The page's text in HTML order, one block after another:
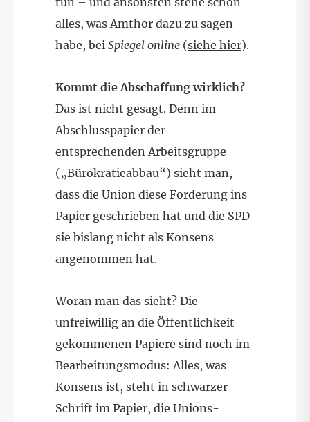
alles, was Amthor dazu zu sagen
habe, bei Spiegel online (siehe hier).
Kommt die Abschaffung wirklich?
Das ist nicht gesagt. Denn im
Abschlusspapier der
entsprechenden Arbeitsgruppe
(„Bürokratieabbau“) sieht man,
dass die Union diese Forderung ins
Papier geschrieben hat und die SPD
sie bislang nicht als Konsens
angenommen hat.
Woran man das sieht? Die
unfreiwillig an die Öffentlichkeit
gekommenen Papiere sind noch im
Bearbeitungsmodus: Alles, was
Konsens ist, steht in schwarzer
Schrift im Papier, die Unions-